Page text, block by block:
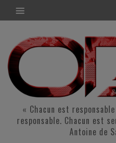
« Chacun est
responsable. Chacun est
Antoine de